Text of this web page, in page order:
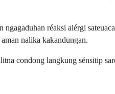
réaksi alérgi
nalika kakandungan.
condong langkung sénsitip